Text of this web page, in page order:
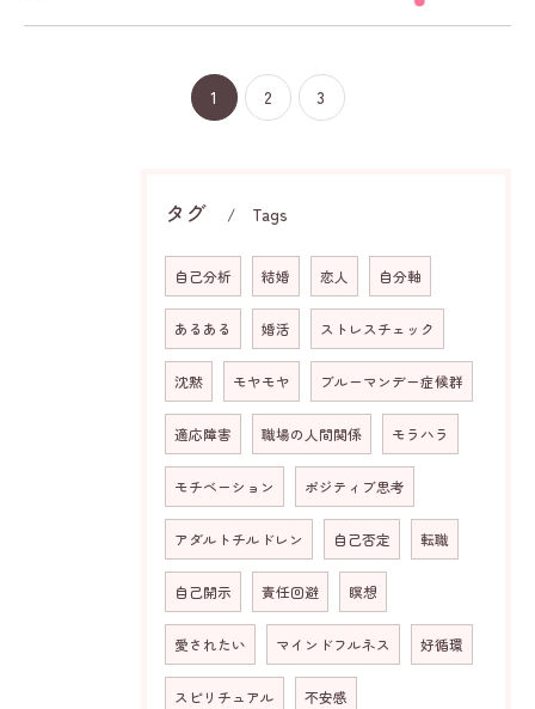
1 2 3
タグ Tags
自己分析 結婚 恋人 自分軸
あるある 婚活 ストレスチェック
沈黙 モヤモヤ ブルーマンデー症候群
適応障害 職場の人間関係 モラハラ
モチベーション ポジティブ思考
アダルトチルドレン 自己否定 転職
自己開示 責任回避 瞑想
愛されたい マインドフルネス 好循環
スピリチュアル 不安感